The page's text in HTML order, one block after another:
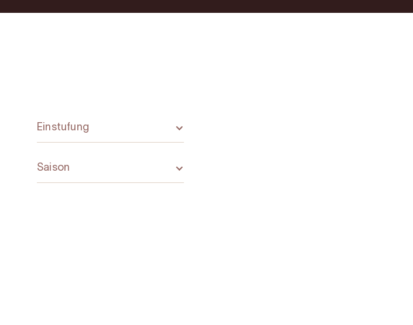
Einstufung
Saison